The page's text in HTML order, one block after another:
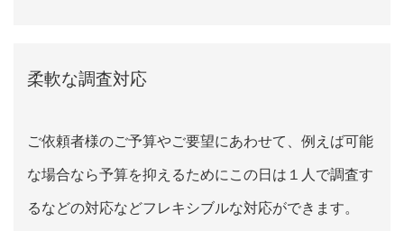
柔軟な調査対応
ご依頼者様のご予算やご要望にあわせて、例えば可能
な場合なら予算を抑えるためにこの日は１人で調査す
るなどの対応などフレキシブルな対応ができます。